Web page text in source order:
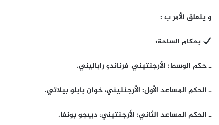
و يتعلق الأمر ب :
بحكام الساحة؛
ـ حكم الوسط: الأرجنتيني، فرناندو راباليني.
ـ الحكم المساعد الأول: الأرجنتيني، خوان بابلو بيلاتي.
ـ الحكم المساعد الثاني: الأرجنتيني، دييجو بونفا.